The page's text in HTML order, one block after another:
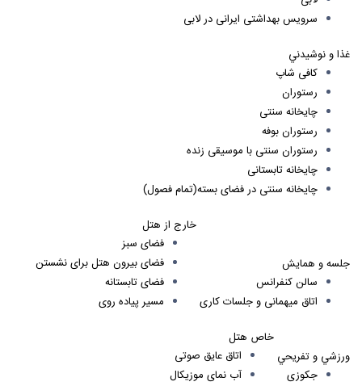
سرویس بهداشتی ایرانی در لابی
غذا و نوشيدني
كافی شاپ
رستوران
چايخانه سنتی
رستوران بوفه
رستوران سنتی با موسيقی زنده
چايخانه تابستانی
چايخانه سنتی در فضای بسته(تمام فصول)
جلسه و همايش
سالن كنفرانس
اتاق ميهمانی و جلسات كاری
خارج از هتل
فضای سبز
فضای بيرون هتل برای نشستن
فضای تابستانه
مسير پياده روی
ورزشي و تفريحي
جكوزی
خاص هتل
اتاق عايق صوتی
آب نمای موزيكال